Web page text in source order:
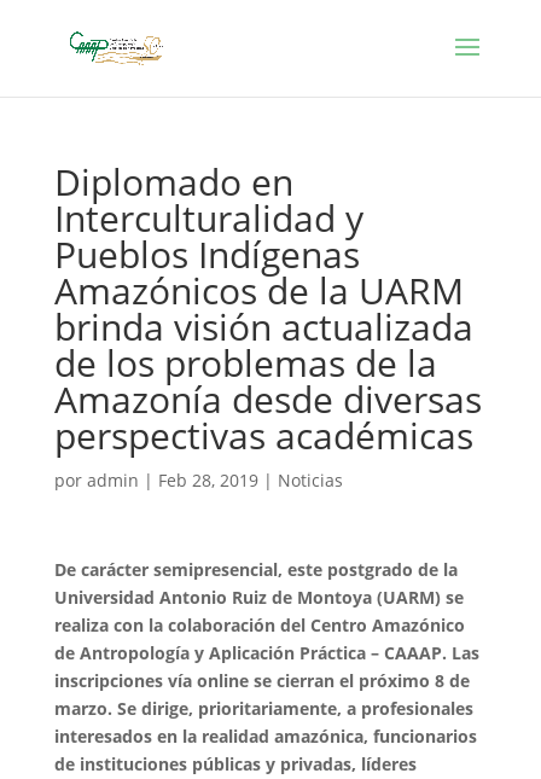
Diplomado en
Interculturalidad y
Pueblos Indígenas
Amazónicos de la UARM
brinda visión actualizada
de los problemas de la
Amazonía desde diversas
perspectivas académicas
por admin | Feb 28, 2019| Noticias
De carácter semipresencial, este postgrado de la
Universidad Antonio Ruiz de Montoya (UARM) se
realiza con la colaboración del Centro Amazónico
de Antropología y Aplicación Práctica – CAAAP. Las
inscripciones vía online se cierran el próximo 8 de
marzo. Se dirige, prioritariamente, a profesionales
interesados en la realidad amazónica, funcionarios
de instituciones públicas y privadas, líderes